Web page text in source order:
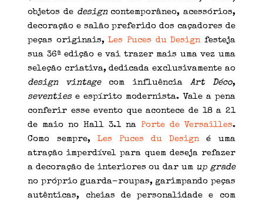
objetos de designcontemporâneo, acessórios,
decoração e salão preferido dos caçadores de
peças originais,Les Puces du Designfesteja
sua 36ª edição e vai trazer mais uma vez uma
seleção criativa, dedicada exclusivamente ao
design vintagecom influência Art Déco,
seventiese espírito modernista. Vale a pena
conferir esse evento que acontece de 18 a 21
de maio no Hall 3.1 na Porte de Versailles.
Como sempre, Les Puces du Designé uma
atração imperdível para quem deseja refazer
a decoração de interiores ou dar um up grade
no próprio guarda-roupas, garimpando peças
autênticas, cheias de personalidade e com